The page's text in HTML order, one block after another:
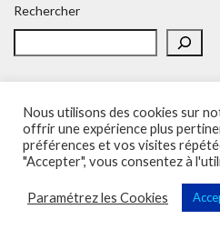
Rechercher
Accueil Politique de
SOS – Demande d’aide
Sup'Recherche - UNSA 2023
Vega Wordpress
Nous utilisons des cookies sur
offrir une expérience plus
préférences et vos visites
"Accepter", vous consentez à
Paramétrez les Cookies